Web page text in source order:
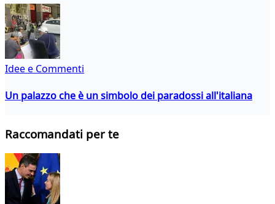
Idee e Commenti
Un palazzo che è un simbolo dei paradossi all'italiana
Raccomandati per te